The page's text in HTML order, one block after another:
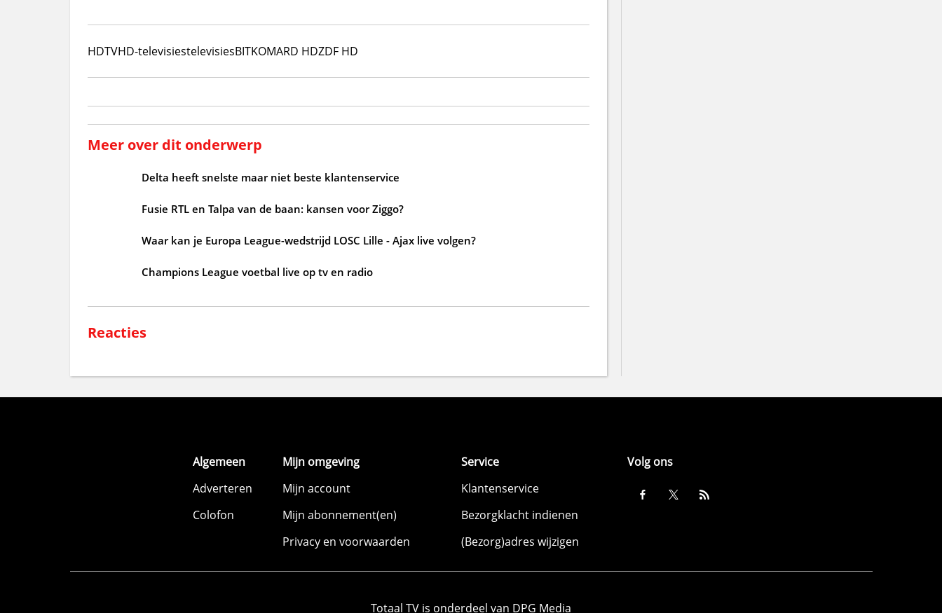
HDTVHD-televisiestelevisiesBITKOMARD HDZDF HD
Meer over dit onderwerp
Delta heeft snelste maar niet beste klantenservice
Fusie RTL en Talpa van de baan: kansen voor Ziggo?
Waar kan je Europa League-wedstrijd LOSC Lille - Ajax live volgen?
Champions League voetbal live op tv en radio
Reacties
Algemeen
Adverteren
Colofon
Mijn omgeving
Mijn account
Mijn abonnement(en)
Privacy en voorwaarden
Service
Klantenservice
Bezorgklacht indienen
(Bezorg)adres wijzigen
Volg ons
Totaal TV is onderdeel van DPG Media